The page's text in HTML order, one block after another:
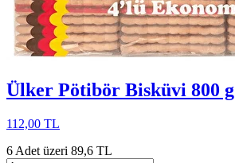
Ülker Pötibör Bisküvi 800 g
112,00 TL
6 Adet üzeri 89,6 TL